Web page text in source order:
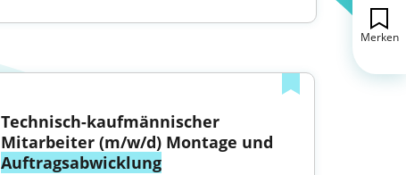
Technisch-kaufmännischer
Auftragsabwicklung
Merken